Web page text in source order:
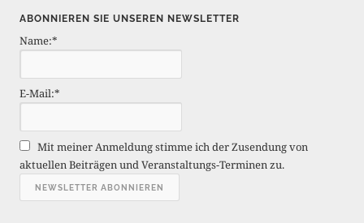
t
r
g
e
r
c
h
v
ABONNIEREN SIE UNSEREN NEWSLETTER
Name:*
E-Mail:*
Mit meiner Anmeldung stimme ich der Zusendung von
aktuellen Beiträgen und Veranstaltungs-Terminen zu.